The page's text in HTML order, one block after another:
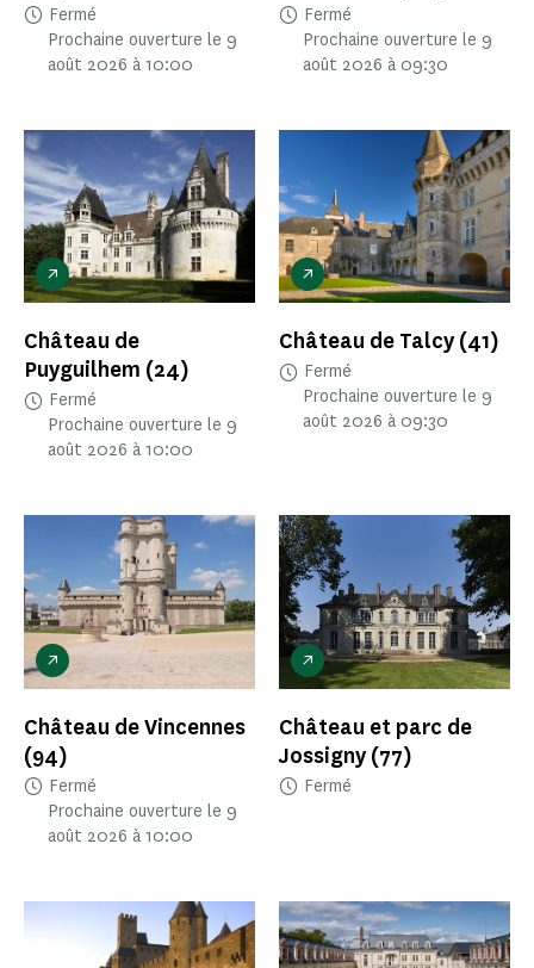
Fermé
Prochaine ouverture le 9
août 2026 à 10:00
Fermé
Prochaine ouverture le 9
août 2026 à 09:30
Château de
Puyguilhem (24)
Fermé
Prochaine ouverture le 9
août 2026 à 10:00
Château de Talcy(41)
Fermé
Prochaine ouverture le 9
août 2026 à 09:30
Château de Vincennes
(94)
Fermé
Prochaine ouverture le 9
août 2026 à 10:00
Château et parc de
Jossigny(77)
Fermé